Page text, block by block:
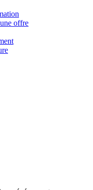
offre